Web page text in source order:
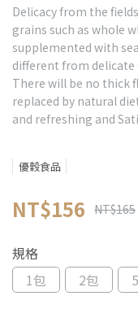
Delicacy from the
grains such as whole
supplemented with
different from delicate
There will be no thick
replaced by natural
and refreshing and
優穀食品
NT$156 NT$165
規格
1包
2包